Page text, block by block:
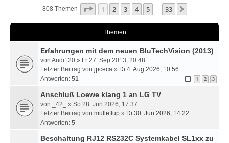
808 Themen Seite 1Von 33
1 2 3 4 5 … 33
Themen
Erfahrungen mit dem neuen BluTechVision (2013)
von Andi120 » Fr 27. Sep 2013, 20:48
Letzter Beitrag von jpceca » Di 4. Aug 2026, 10:56
Antworten: 51 1 2 3
Anschluß Loewe klang 1 an LG TV
von _42_
» So 28. Jun 2026, 17:37
Letzter Beitrag von mulleflup » Di 30. Jun 2026, 14:22
Antworten: 5
Beschaltung RJ12 RS232C Systemkabel SL1xx zu